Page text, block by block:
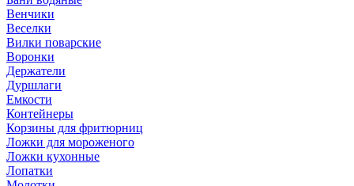
Венчики
Веселки
Вилки поварские
Воронки
Держатели
Дуршлаги
Емкости
Контейнеры
Корзины для фритюрниц
Ложки для мороженого
Ложки кухонные
Лопатки